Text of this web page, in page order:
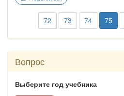
72 73 74 75
Вопрос
Выберите год учебника